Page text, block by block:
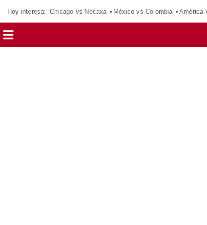
Hoy interesa: Chicago vs Necaxa México vs Colombia América